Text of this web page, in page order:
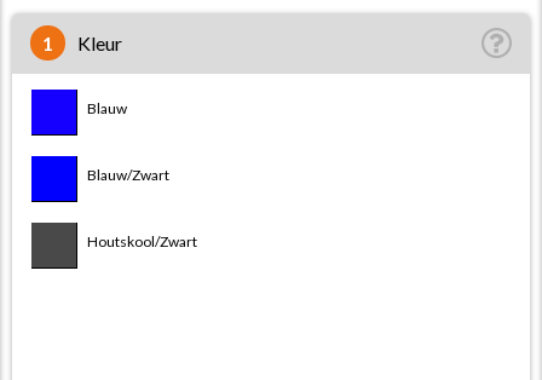
1 Kleur
Blauw
Blauw/Zwart
Houtskool/Zwart